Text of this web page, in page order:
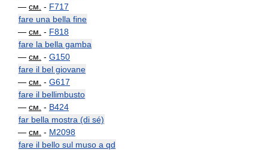
— см. - F717
fare una bella fine
— см. - F818
fare la bella gamba
— см. - G150
fare il bel giovane
— см. - G617
fare il bellimbusto
— см. - B424
far bella mostra (di sé)
— см. - M2098
fare il bello sul muso a qd